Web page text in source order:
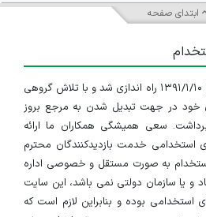
ابتدای صفحه
سایت ایران استخدام در تاریخ ۱۳۹۱/۱/۱۰ راه اندازی شد و با تلاش گروهی
خود در جهت تبدیل شدن به مرجع بروز
سعی همیشگی همکاران ما ارائه
خدمت بازدیدکنندگان محترم
به صورت مستقل و خصوصی اداره
و یا سازمان دولتی نمی باشد، این سایت
استخدامی بوده و بنابراین لازم است که